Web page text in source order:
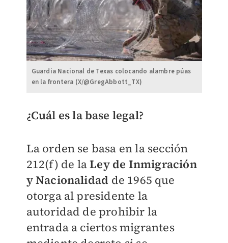
Guardia Nacional de Texas colocando alambre púas
en la frontera (X/@GregAbbott_TX)
¿Cuál es la base legal?
La orden se basa en la sección
212(f) de laLey de Inmigración
y Nacionalidad de 1965 que
otorga al presidente la
autoridad de prohibir la
entrada a ciertos migrantes